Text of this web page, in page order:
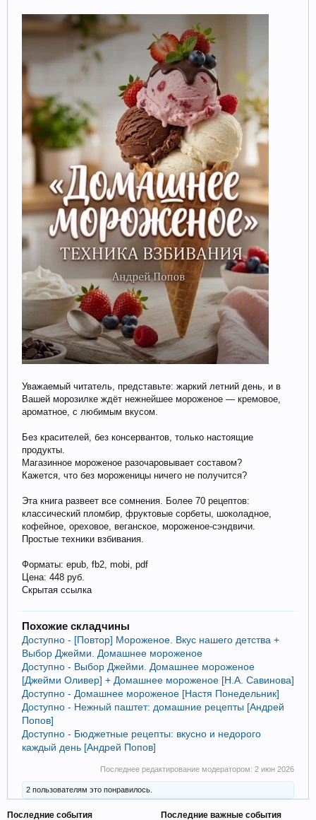
Уважаемый читатель, представьте: жаркий летний день, и в
Вашей морозилке ждёт нежнейшее мороженое — кремовое,
ароматное, с любимым вкусом.
Без красителей, без консервантов, только настоящие
продукты.
Магазинное мороженое разочаровывает составом?
Кажется, что без мороженицы ничего не получится?
Эта книга развеет все сомнения. Более 70 рецептов:
классический пломбир, фруктовые сорбеты, шоколадное,
кофейное, ореховое, веганское, мороженое-сэндвичи.
Простые техники взбивания.
Форматы: epub, fb2, mobi, pdf
Цена: 448 руб.
Скрытая ссылка
Похожие складчины
Доступно - [Повтор] Мороженое. Вкус нашего детства +
Выбор Джейми. Домашнее мороженое
Доступно - Выбор Джейми. Домашнее мороженое
[Джейми Оливер] + Домашнее мороженое [Н.А. Савинова]
Доступно - Домашнее мороженое [Настя Понедельник]
Доступно - Нежный паштет: домашние рецепты [Андрей
Попов]
Доступно - Бюджетные рецепты: вкусно и недорого
каждый день [Андрей Попов]
Последнее редактирование модератором: 2 июн 2026
2 пользователям это понравилось.
Последние события Последние важные события